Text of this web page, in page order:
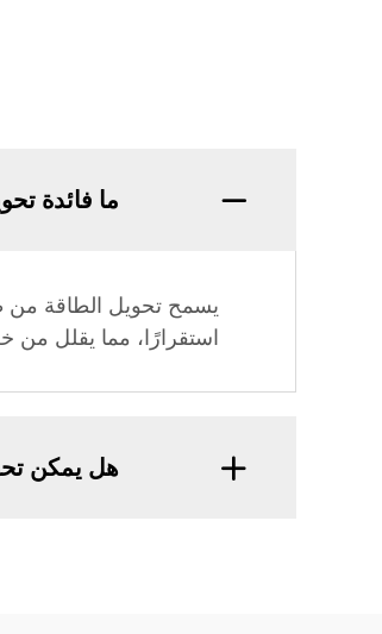
ما فائدة
يسمح تحويل الطاقة من
استقرارًا، مما يقلل من
هل يمكن